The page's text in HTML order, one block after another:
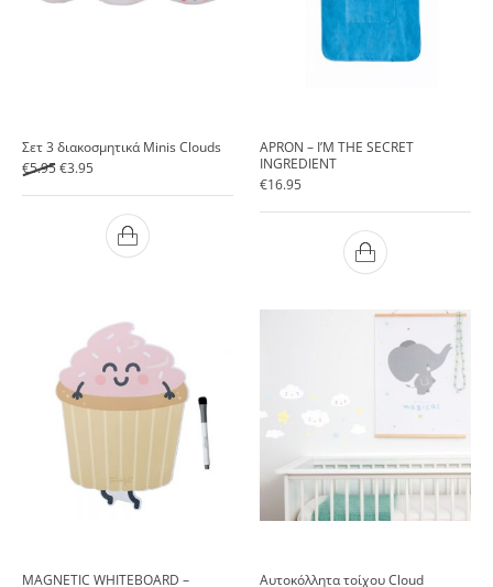
Σετ 3 διακοσμητικά Minis Clouds
€5.95Original price was: €5.95.
€3.95Current price is: €3.95.
APRON – I’M THE SECRET
INGREDIENT
€16.95
MAGNETIC WHITEBOARD –
Αυτοκόλλητα τοίχου Cloud